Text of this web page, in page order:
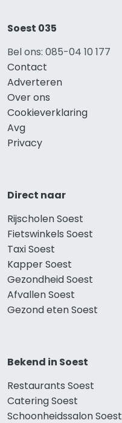
Soest 035
Bel ons: 085-04 10 177
Contact
Adverteren
Over ons
Cookieverklaring
Avg
Privacy
Direct naar
Rijscholen Soest
Fietswinkels Soest
Taxi Soest
Kapper Soest
Gezondheid Soest
Afvallen Soest
Gezond eten Soest
Bekend in Soest
Restaurants Soest
Catering Soest
Schoonheidssalon Soest